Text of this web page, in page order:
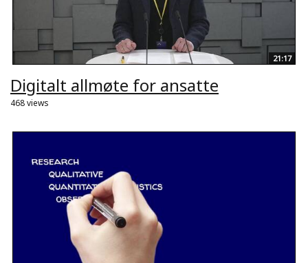
21:17
Digitalt allmøte for ansatte
468 views